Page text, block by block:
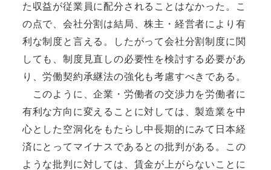
た収益が従業員に配分されることはなかった。こ
の点で、会社分割は結局、株主・経営者により有
利な制度と言える。したがって会社分割制度に関
しても、制度見直しの必要性を検討する必要があ
り、労働契約承継法の強化も考慮すべきである。
このように、企業・労働者の交渉力を労働者に
有利な方向に変えることに対しては、製造業を中
心とした空洞化をもたらし中長期的にみて日本経
済にとってマイナスであるとの批判がある。この
ような批判に対しては、賃金が上がらないことに